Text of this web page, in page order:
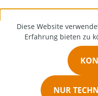
Diese Website
Erfahrung bieten zu
NUR